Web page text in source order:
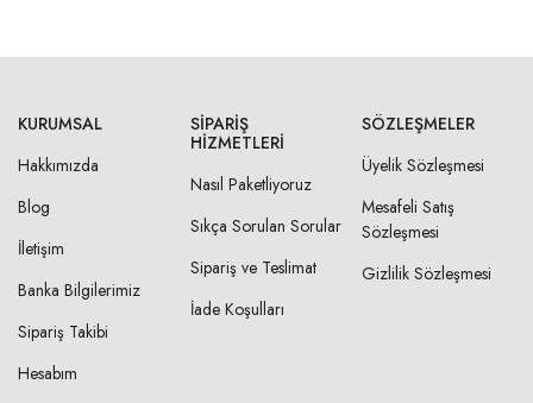
KURUMSAL
Hakkımızda
Blog
İletişim
Banka Bilgilerimiz
Sipariş Takibi
Hesabım
SIPARIŞ
HIZMETLERI
Nasıl Paketliyoruz
Sıkça Sorulan Sorular
Sipariş ve Teslimat
İade Koşulları
SÖZLEŞMELER
Üyelik Sözleşmesi
Mesafeli Satış
Sözleşmesi
Gizlilik Sözleşmesi